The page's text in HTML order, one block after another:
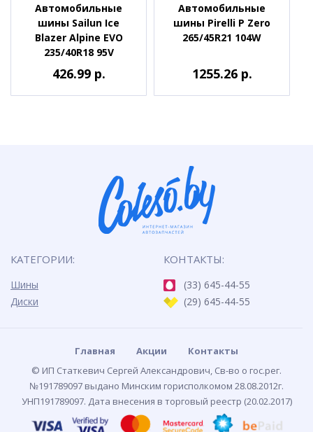
Автомобильные
шины Sailun Ice
Blazer Alpine EVO
235/40R18 95V
426.99 р.
Автомобильные
шины Pirelli P Zero
265/45R21 104W
1255.26 р.
КАТЕГОРИИ:
Шины
Диски
КОНТАКТЫ:
(33) 645-44-55
(29) 645-44-55
Главная Акции
Контакты
© ИП Статкевич Сергей Александрович, Св-во о гос.рег.
№191789097 выдано Минским горисполкомом 28.08.2012г.
УНП191789097. Дата внесения в торговый реестр (20.02.2017)